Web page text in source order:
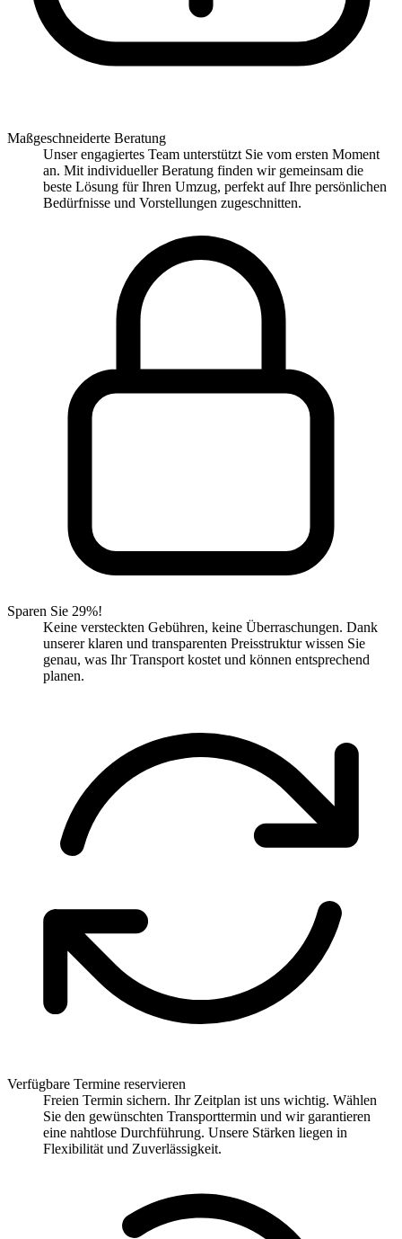
Maßgeschneiderte Beratung
Unser engagiertes Team unterstützt Sie vom ersten Moment
an. Mit individueller Beratung finden wir gemeinsam die
beste Lösung für Ihren Umzug, perfekt auf Ihre persönlichen
Bedürfnisse und Vorstellungen zugeschnitten.
Sparen Sie 29%!
Keine versteckten Gebühren, keine Überraschungen. Dank
unserer klaren und transparenten Preisstruktur wissen Sie
genau, was Ihr Transport kostet und können entsprechend
planen.
Verfügbare Termine reservieren
Freien Termin sichern. Ihr Zeitplan ist uns wichtig. Wählen
Sie den gewünschten Transporttermin und wir garantieren
eine nahtlose Durchführung. Unsere Stärken liegen in
Flexibilität und Zuverlässigkeit.